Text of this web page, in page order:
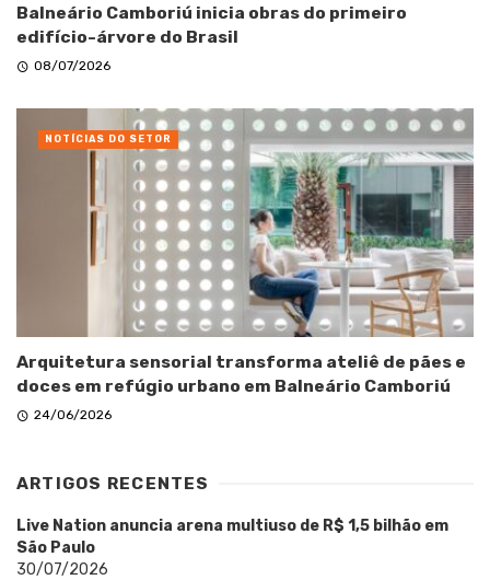
Balneário Camboriú inicia obras do primeiro
edifício-árvore do Brasil
08/07/2026
Arquitetura sensorial transforma ateliê de pães e
doces em refúgio urbano em Balneário Camboriú
24/06/2026
NOTÍCIAS DO SETOR
ARTIGOS RECENTES
Live Nation anuncia arena multiuso de R$ 1,5 bilhão em
São Paulo
30/07/2026